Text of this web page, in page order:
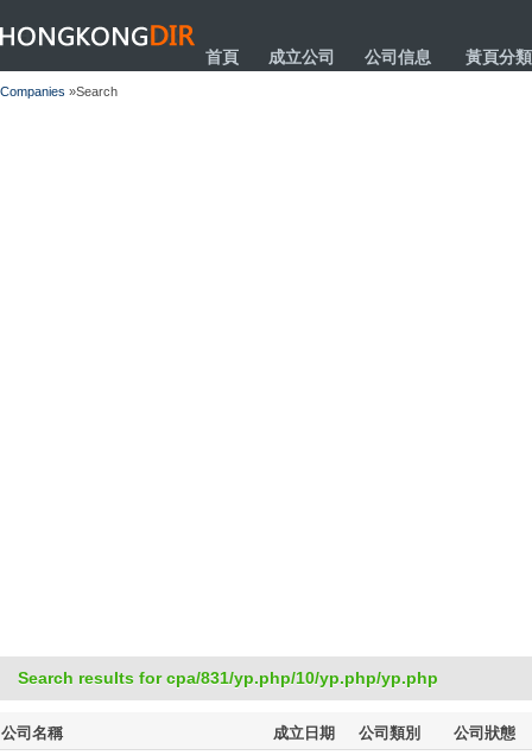
HONGKONGDIR
首頁 成立公司 公司信息 黃頁分類
Companies »Search
Search results for cpa/831/yp.php/10/yp.php/yp.php
公司名稱 成立日期 公司類別 公司狀態